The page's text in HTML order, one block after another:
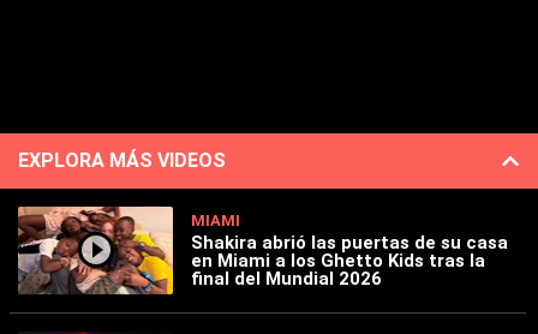
EXPLORA MÁS VIDEOS
MIAMI
Shakira abrió las puertas de su casa
en Miami a los Ghetto Kids tras la
final del Mundial 2026